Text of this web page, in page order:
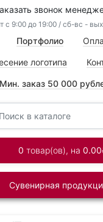
звонок
с 9:00 до 19:00 / сб-вс -
Портфолио
логотипа
Мин. заказ 50 000
0 товар(ов), на
Сувенирная